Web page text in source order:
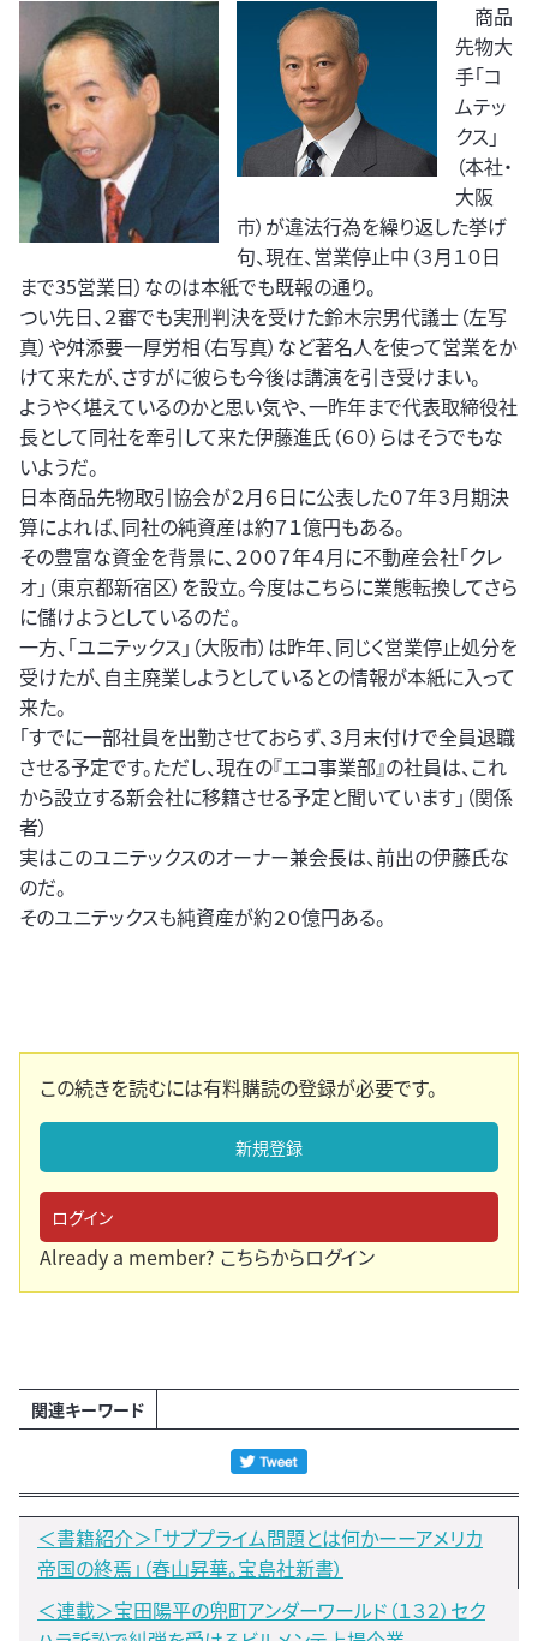
商品
先物大
手「コ
ムテッ
クス」
（本社・
大阪
市）が違法行為を繰り返した挙げ
句、現在、営業停止中（３月１０日
まで35営業日）なのは本紙でも既報の通り。
つい先日、２審でも実刑判決を受けた鈴木宗男代議士（左写
真）や舛添要一厚労相（右写真）など著名人を使って営業をか
けて来たが、さすがに彼らも今後は講演を引き受けまい。
ようやく堪えているのかと思い気や、一昨年まで代表取締役社
長として同社を牽引して来た伊藤進氏（６０）らはそうでもな
いようだ。
日本商品先物取引協会が２月６日に公表した０７年３月期決
算によれば、同社の純資産は約７１億円もある。
その豊富な資金を背景に、２００７年４月に不動産会社「クレ
オ」（東京都新宿区）を設立。今度はこちらに業態転換してさら
に儲けようとしているのだ。
一方、「ユニテックス」（大阪市）は昨年、同じく営業停止処分を
受けたが、自主廃業しようとしているとの情報が本紙に入って
来た。
「すでに一部社員を出勤させておらず、３月末付けで全員退職
させる予定です。ただし、現在の『エコ事業部』の社員は、これ
から設立する新会社に移籍させる予定と聞いています」（関係
者）
実はこのユニテックスのオーナー兼会長は、前出の伊藤氏な
のだ。
そのユニテックスも純資産が約２０億円ある。
この続きを読むには有料購読の登録が必要です。
新規登録
ログイン
Already a member? こちらからログイン
関連キーワード
＜書籍紹介＞「サブプライム問題とは何かーーアメリカ
帝国の終焉」（春山昇華。宝島社新書）
＜連載＞宝田陽平の兜町アンダーワールド（１３２）セク